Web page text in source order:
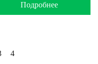
Подробнее
4